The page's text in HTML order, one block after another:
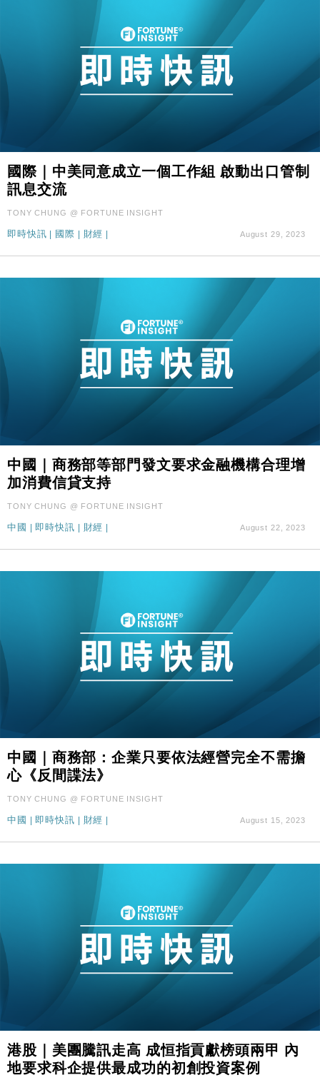
國際｜中美同意成立一個工作組 啟動出口管制
訊息交流
TONY CHUNG @ FORTUNE INSIGHT
即時快訊 國際 財經 August 29, 2023
中國｜商務部等部門發文要求金融機構合理增
加消費信貸支持
TONY CHUNG @ FORTUNE INSIGHT
中國 | 即時快訊 | 財經 | August 22, 2023
中國｜商務部：企業只要依法經營完全不需擔
心《反間諜法》
TONY CHUNG @ FORTUNE INSIGHT
中國 | 即時快訊 | 財經 | August 15, 2023
港股｜美團騰訊走高 成恒指貢獻榜頭兩甲 內
地要求科企提供最成功的初創投資案例